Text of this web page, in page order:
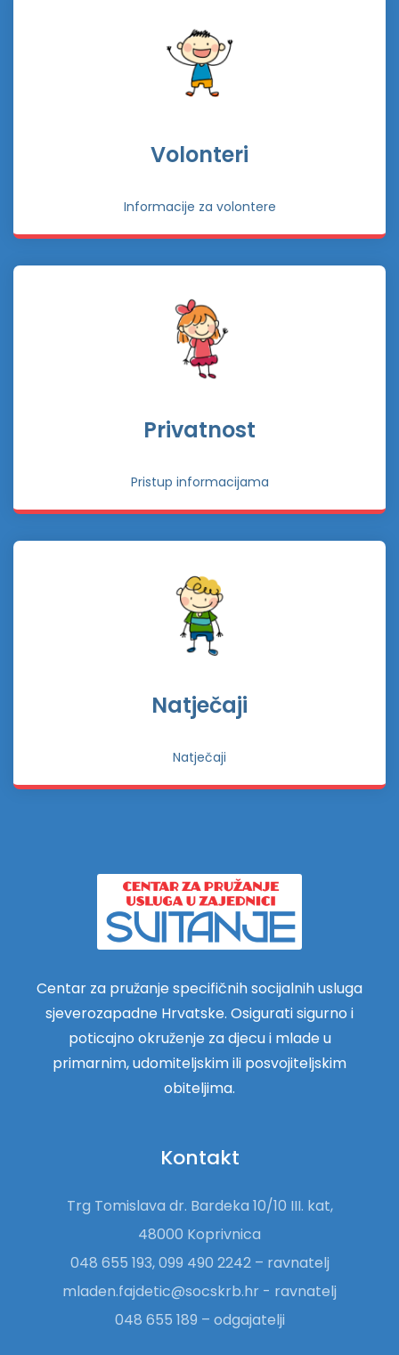
Volonteri
Informacije za volontere
Privatnost
Pristup informacijama
Natječaji
Natječaji
Centar za pružanje specifičnih socijalnih usluga
sjeverozapadne Hrvatske. Osigurati sigurno i
poticajno okruženje za djecu i mlade u
primarnim, udomiteljskim ili posvojiteljskim
obiteljima.
Kontakt
Trg Tomislava dr. Bardeka 10/10 III. kat,
48000 Koprivnica
048 655 193, 099 490 2242 – ravnatelj
mladen.fajdetic@socskrb.hr - ravnatelj
048 655 189 – odgajatelji